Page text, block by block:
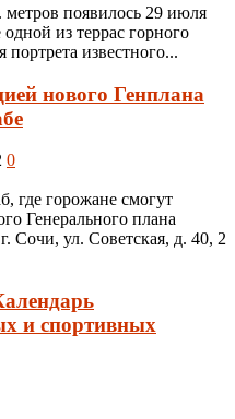
появилось 29 июля
из террас горного
известного...
нового Генплана
0
где горожане смогут
Генерального плана
Сочи, ул. Советская, д. 40, 2
и спортивных